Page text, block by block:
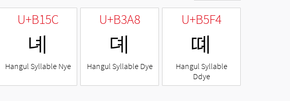
U+B15C
녜
Hangul Syllable Nye
U+B3A8
뎨
Hangul Syllable Dye
U+B5F4
뗴
Hangul Syllable
Ddye